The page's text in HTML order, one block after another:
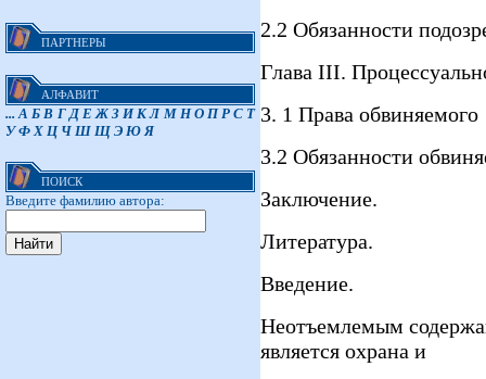
ПАРТНЕРЫ
АЛФАВИТ
... А Б В Г Д Е Ж З И К Л М Н О П Р С Т
У Ф Х Ц Ч Ш Щ Э Ю Я
ПОИСК
Введите фамилию автора:
2.2 Обязанности
Глава III.
3. 1 Права обвиняемого
3.2 Обязанности
Заключение.
Литература.
Введение.
Неотъемлемым
является охрана и